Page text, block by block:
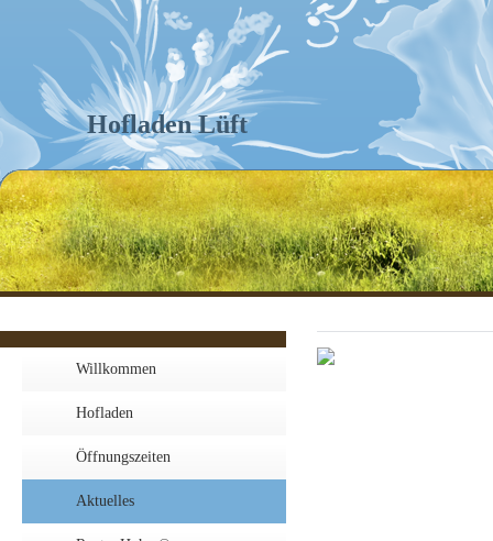
Hofladen Lüft
Willkommen
Hofladen
Öffnungszeiten
Aktuelles